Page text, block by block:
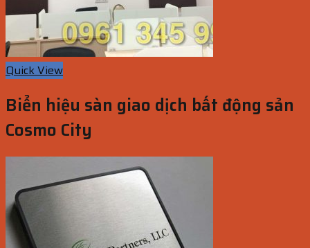
Quick View
Biển hiệu sàn giao dịch bất động sản
Cosmo City